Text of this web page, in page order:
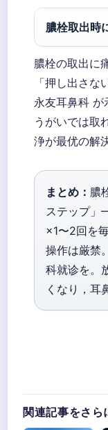
膿栓取出時
膿栓の取出に
「押し出さな
永友耳鼻科 が
うがいでは取
浄が最优の解
まとめ： 膿
ステップ
×1〜2回を
操作は厳禁
科就诊を。
くなり，耳
関連記事をさら